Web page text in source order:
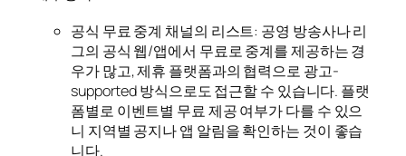
공식 무료 중계 채널의 리스트: 공영 방송사나 리
그의 공식 웹/앱에서 무료로 중계를 제공하는 경
우가 많고, 제휴 플랫폼과의 협력으로 광고-
supported 방식으로도 접근할 수 있습니다. 플랫
폼별로 이벤트별 무료 제공 여부가 다를 수 있으
니 지역별 공지나 앱 알림을 확인하는 것이 좋습
니다.